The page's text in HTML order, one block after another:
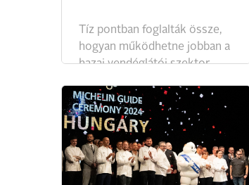
Tíz pontban foglalták össze,
hogyan működhetne jobban a
hazai vendéglátói szektor.